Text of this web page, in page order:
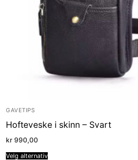
GAVETIPS
Hofteveske i skinn – Svart
kr 990,00
Velg alternativ